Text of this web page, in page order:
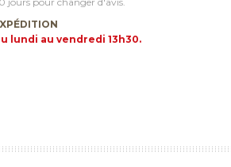
lundi au vendredi 13h30.